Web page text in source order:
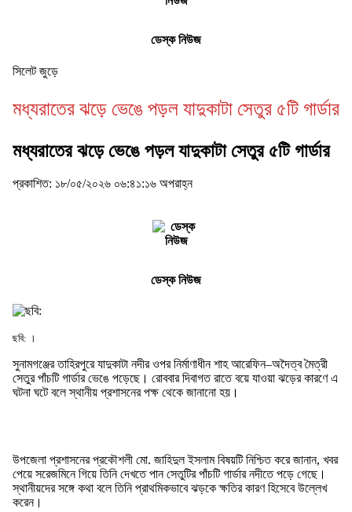
ডেস্ক নিউজ
সিলেট জুড়ে
মধ্যরাতের ঝড়ে ভেঙে পড়ল যাদুকাটা সেতুর ৫টি গার্ডার
মধ্যরাতের ঝড়ে ভেঙে পড়ল যাদুকাটা সেতুর ৫টি গার্ডার
প্রকাশিত: ১৮/০৫/২০২৬ ০৬:৪১:১৬ অপরাহ্ন
ডেস্ক নিউজ
ছবি: ।
সুনামগঞ্জের তাহিরপুরে যাদুকাটা নদীর ওপর নির্মাণাধীন শাহ আরেফিন–অদৈত্ব মৈত্রী
সেতুর পাঁচটি গার্ডার ভেঙে পড়েছে। রোববার দিবাগত রাতে বয়ে যাওয়া ঝড়ের কারণে এ
ঘটনা ঘটে বলে স্থানীয় প্রশাসনের পক্ষ থেকে জানানো হয়।
উপজেলা প্রশাসনের প্রকৌশলী মো. জাহিদুল ইসলাম বিষয়টি নিশ্চিত করে জানান, খবর
পেয়ে সরেজমিনে গিয়ে তিনি দেখতে পান সেতুটির পাঁচটি গার্ডার নদীতে পড়ে গেছে।
স্থানীয়দের সঙ্গে কথা বলে তিনি প্রাথমিকভাবে ঝড়কে ক্ষতির কারণ হিসেবে উল্লেখ
করেন।